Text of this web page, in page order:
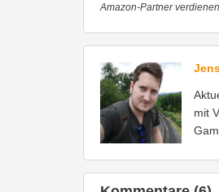
Amazon-Partner
mit